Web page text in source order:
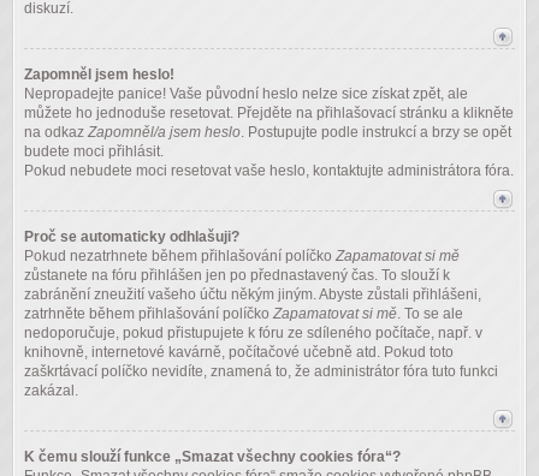
diskuzí.
Zapomněl jsem heslo!
Nepropadejte panice! Vaše původní heslo nelze sice získat zpět, ale
můžete ho jednoduše resetovat. Přejděte na přihlašovací stránku a klikněte
na odkaz Zapomněl/a jsem heslo. Postupujte podle instrukcí a brzy se opět
budete moci přihlásit.
Pokud nebudete moci resetovat vaše heslo, kontaktujte administrátora fóra.
Proč se automaticky odhlašuji?
Pokud nezatrhnete během přihlašování políčko Zapamatovat si mě
zůstanete na fóru přihlášen jen po přednastavený čas. To slouží k
zabránění zneužití vašeho účtu někým jiným. Abyste zůstali přihlášeni,
zatrhněte během přihlašování políčko Zapamatovat si mě. To se ale
nedoporučuje, pokud přistupujete k fóru ze sdíleného počítače, např. v
knihovně, internetové kavárně, počítačové učebně atd. Pokud toto
zaškrtávací políčko nevidíte, znamená to, že administrátor fóra tuto funkci
zakázal.
K čemu slouží funkce „Smazat všechny cookies fóra“?